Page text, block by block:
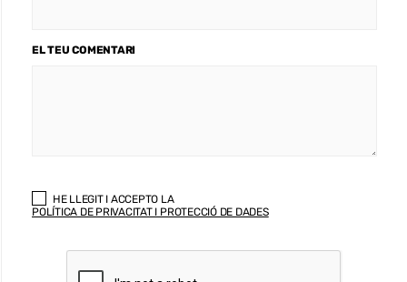
EL TEU COMENTARI
HE LLEGIT I ACCEPTO LA
POLÍTICA DE PRIVACITAT I PROTECCIÓ DE DADES